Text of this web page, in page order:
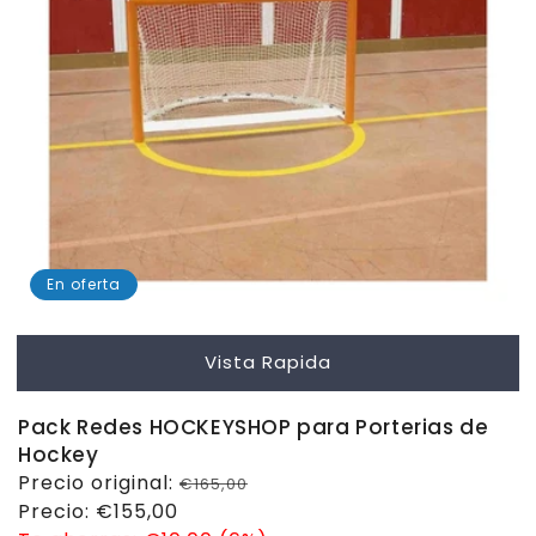
En oferta
Vista Rapida
Pack Redes HOCKEYSHOP para Porterias de
Hockey
Precio
habitual
Precio original: €165,00
Precio
Precio: €155,00